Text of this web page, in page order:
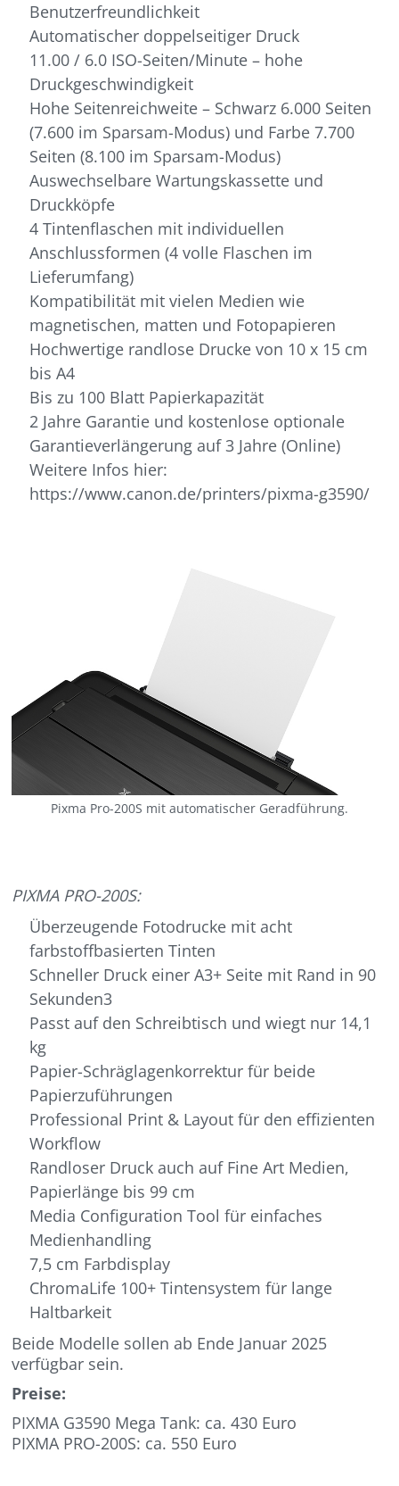
Benutzerfreundlichkeit
Automatischer doppelseitiger Druck
11.00 / 6.0 ISO-Seiten/Minute – hohe
Druckgeschwindigkeit
Hohe Seitenreichweite – Schwarz 6.000 Seiten
(7.600 im Sparsam-Modus) und Farbe 7.700
Seiten (8.100 im Sparsam-Modus)
Auswechselbare Wartungskassette und
Druckköpfe
4 Tintenflaschen mit individuellen
Anschlussformen (4 volle Flaschen im
Lieferumfang)
Kompatibilität mit vielen Medien wie
magnetischen, matten und Fotopapieren
Hochwertige randlose Drucke von 10 x 15 cm
bis A4
Bis zu 100 Blatt Papierkapazität
2 Jahre Garantie und kostenlose optionale
Garantieverlängerung auf 3 Jahre (Online)
Weitere Infos hier:
https://www.canon.de/printers/pixma-g3590/
Pixma Pro-200S mit automatischer Geradführung.
PIXMA PRO-200S:
Überzeugende Fotodrucke mit acht
farbstoffbasierten Tinten
Schneller Druck einer A3+ Seite mit Rand in 90
Sekunden3
Passt auf den Schreibtisch und wiegt nur 14,1
kg
Papier-Schräglagenkorrektur für beide
Papierzuführungen
Professional Print & Layout für den effizienten
Workflow
Randloser Druck auch auf Fine Art Medien,
Papierlänge bis 99 cm
Media Configuration Tool für einfaches
Medienhandling
7,5 cm Farbdisplay
ChromaLife 100+ Tintensystem für lange
Haltbarkeit
Beide Modelle sollen ab Ende Januar 2025
verfügbar sein.
Preise:
PIXMA G3590 Mega Tank: ca. 430 Euro
PIXMA PRO-200S: ca. 550 Euro